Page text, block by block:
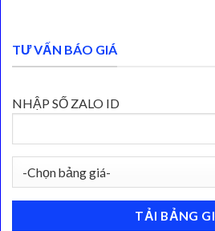
TƯ VẤN BÁO GIÁ
NHẬP SỐ ZALO ID